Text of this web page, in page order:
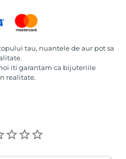
tau, nuantele de aur pot sa
iti garantam ca bijuteriile
realitate.